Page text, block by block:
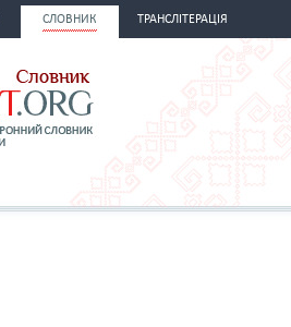
СЛОВНИК ТРАНСЛІТЕРАЦІЯ